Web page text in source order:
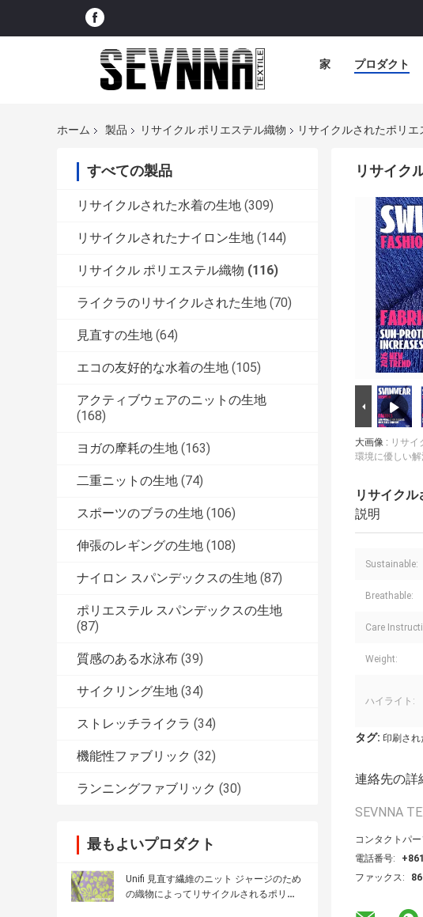
家 プロダクト
ホーム 製品 リサイクル ポリエステル織物 リサイクルされたポリ
すべての製品
リサイクルされた水着の生地 (309)
リサイクルされたナイロン生地 (144)
リサイクル ポリエステル織物 (116)
ライクラのリサイクルされた生地 (70)
見直すの生地 (64)
エコの友好的な水着の生地 (105)
アクティブウェアのニットの生地
(168)
ヨガの摩耗の生地 (163)
二重ニットの生地 (74)
スポーツのブラの生地 (106)
伸張のレギングの生地 (108)
ナイロン スパンデックスの生地 (87)
ポリエステル スパンデックスの生地
(87)
質感のある水泳布 (39)
サイクリング生地 (34)
ストレッチライクラ (34)
機能性ファブリック (32)
ランニングファブリック (30)
最もよいプロダクト
Unifi 見直す繊維のニット ジャージのため
の織物によってリサイクルされるポリエ
リサイク
大画像 : リサイ
環境に優しい
リサイク
説明
Sustainable:
Breathable:
Care
Weight:
ハイライト:
タグ: 印刷され
連絡先の詳
SEVNNA
コンタクトパー
電話番号:
ファックス: